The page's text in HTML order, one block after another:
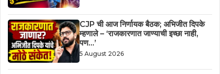
CJP ची आज निर्णायक बैठक; अभिजीत दिपके
म्हणाले – ‘राजकारणात जाण्याची इच्छा नाही,
पण…’
5 August 2026